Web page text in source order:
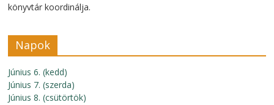
könyvtár koordinálja.
Napok
Június 6. (kedd)
Június 7. (szerda)
Június 8. (csütörtök)